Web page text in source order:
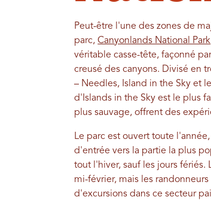
Peut-être l'une des zones de
parc,Canyonlands National Park
véritable casse-tête, façonné
creusé des canyons. Divisé en
– Needles, Island in the Sky et
d'Islands in the Sky est le plus
plus sauvage, offrent des
Le parc est ouvert toute
d'entrée vers la partie la plus
tout l'hiver, sauf les jours
mi-février, mais les
d'excursions dans ce secteur